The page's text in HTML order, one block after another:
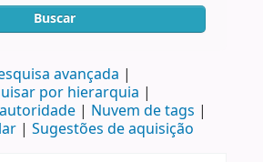
Buscar
avançada
por hierarquia
Nuvem de tags
Sugestões de aquisição